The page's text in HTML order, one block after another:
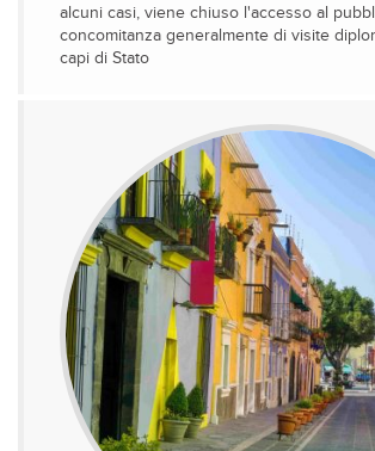
alcuni casi, viene chiuso l'accesso al
concomitanza generalmente di visite
capi di Stato